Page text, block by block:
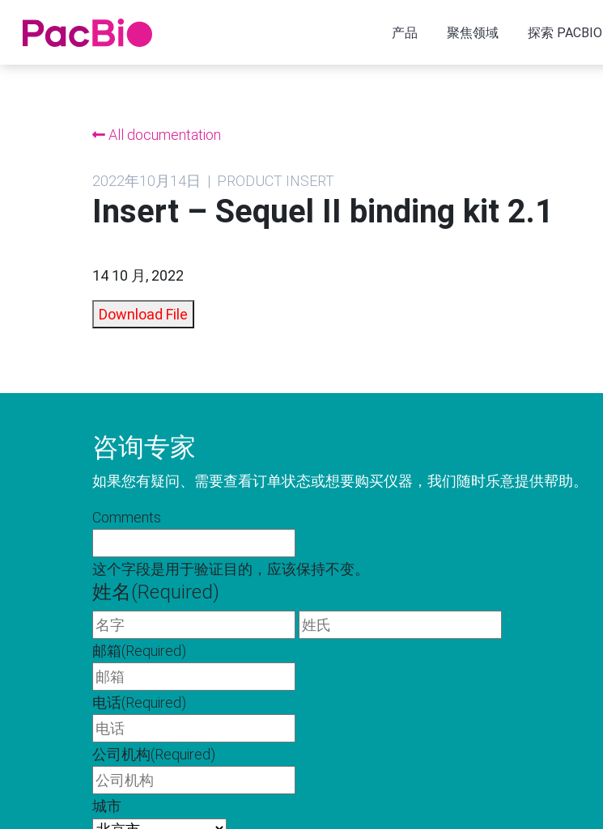
产品 聚焦领域 探索 PACBIO
All documentation
2022年10月14日 | PRODUCT INSERT
Insert – Sequel II binding kit 2.1
14 10 月, 2022
Download File
咨询专家
如果您有疑问、需要查看订单状态或想要购买仪器，我们随时乐意提供帮助。
Comments
这个字段是用于验证目的，应该保持不变。
姓名(Required)
名
邮箱(Required)
电话(Required)
公司机构(Required)
城市